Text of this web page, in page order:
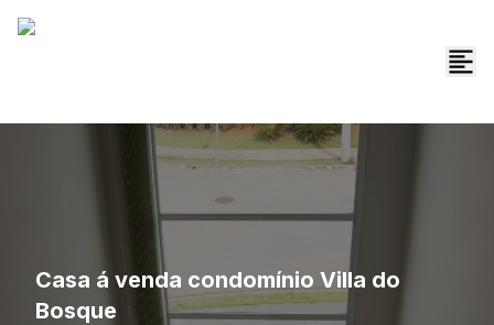
Casa á venda condomínio Villa do
Bosque